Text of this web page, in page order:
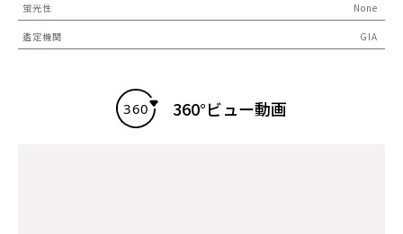
蛍光性 None
鑑定機関 GIA
360°ビュー動画